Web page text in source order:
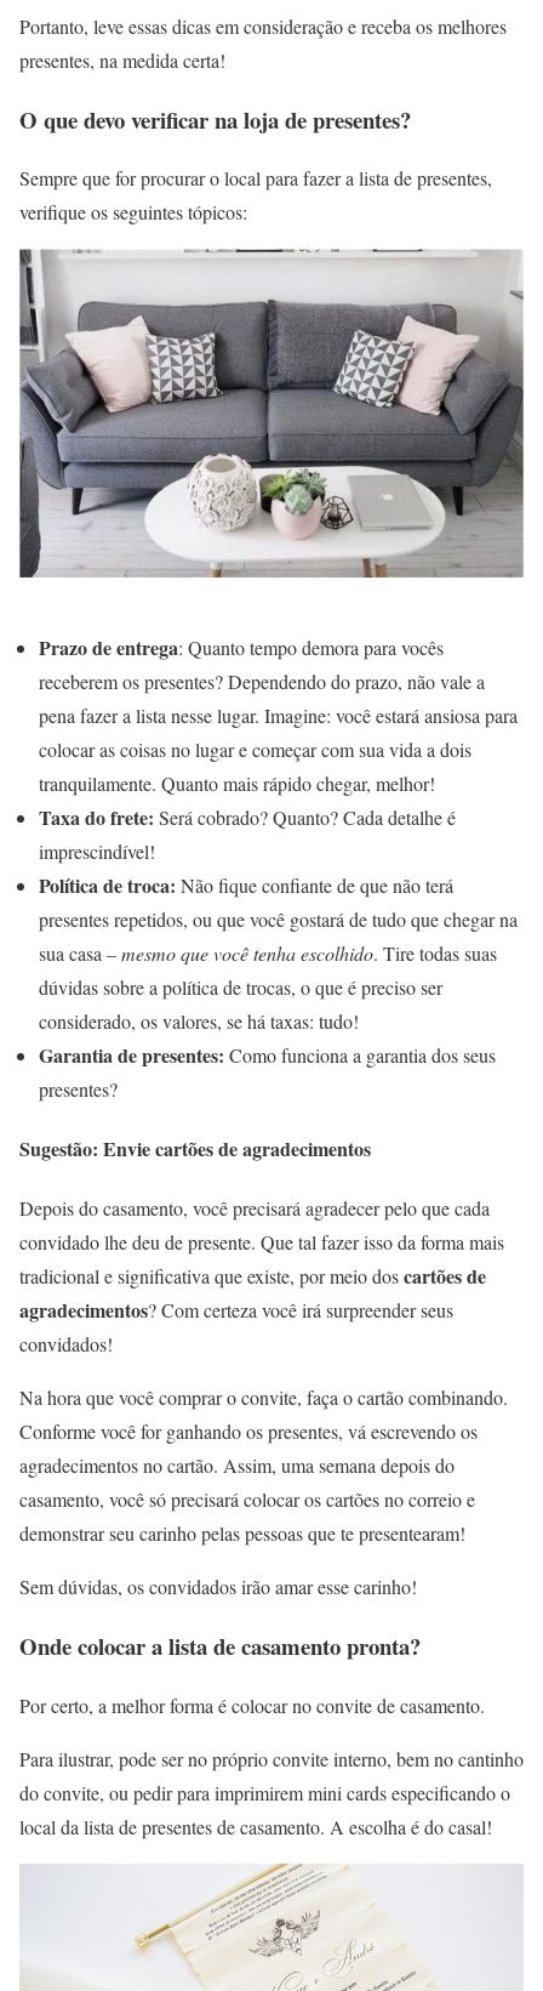
Portanto, leve essas dicas em consideração e receba os melhores
presentes, na medida certa!
O que devo verificar na loja de presentes?
Sempre que for procurar o local para fazer a lista de presentes,
verifique os seguintes tópicos:
Prazo de entrega: Quanto tempo demora para vocês
receberem os presentes? Dependendo do prazo, não vale a
pena fazer a lista nesse lugar. Imagine: você estará ansiosa para
colocar as coisas no lugar e começar com sua vida a dois
tranquilamente. Quanto mais rápido chegar, melhor!
Taxa do frete: Será cobrado? Quanto? Cada detalhe é
imprescindível!
Política de troca: Não fique confiante de que não terá
presentes repetidos, ou que você gostará de tudo que chegar na
sua casa –mesmo que você tenha escolhido. Tire todas suas
dúvidas sobre a política de trocas, o que é preciso ser
considerado, os valores, se há taxas: tudo!
Garantia de presentes: Como funciona a garantia dos seus
presentes?
Sugestão: Envie cartões de agradecimentos
Depois do casamento, você precisará agradecer pelo que cada
convidado lhe deu de presente. Que tal fazer isso da forma mais
tradicional e significativa que existe, por meio doscartões de
agradecimentos? Com certeza você irá surpreender seus
convidados!
Na hora que você comprar o convite, faça o cartão combinando.
Conforme você for ganhando os presentes, vá escrevendo os
agradecimentos no cartão. Assim, uma semana depois do
casamento, você só precisará colocar os cartões no correio e
demonstrar seu carinho pelas pessoas que te presentearam!
Sem dúvidas, os convidados irão amar esse carinho!
Onde colocar a lista de casamento pronta?
Por certo, a melhor forma é colocar no convite de casamento.
Para ilustrar, pode ser no próprio convite interno, bem no cantinho
do convite, ou pedir para imprimirem mini cards especificando o
local da lista de presentes de casamento. A escolha é do casal!